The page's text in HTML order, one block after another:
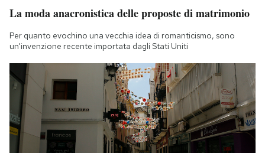
La moda anacronistica delle proposte di matrimonio
Per quanto evochino una vecchia idea di romanticismo, sono
un'invenzione recente importata dagli Stati Uniti